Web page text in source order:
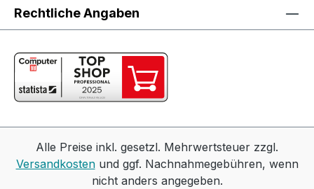
Rechtliche Angaben
Alle Preise inkl. gesetzl. Mehrwertsteuer zzgl.
Versandkostenund ggf. Nachnahmegebühren, wenn
nicht anders angegeben.